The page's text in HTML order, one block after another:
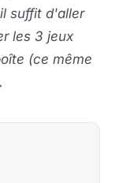
suffit d'aller
les 3 jeux
(ce même